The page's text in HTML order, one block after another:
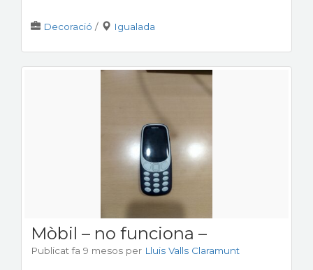
Decoració / Igualada
Mòbil – no funciona –
Publicat fa 9 mesos per Lluis Valls Claramunt